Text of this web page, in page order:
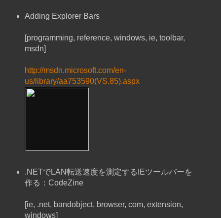
Adding Explorer Bars
[programming, reference, windows, ie, toolbar,
msdn]
http://msdn.microsoft.com/en-
us/library/aa753590(VS.85).aspx
.NETでLAN転送速度を測定するIEツールバーを
作る：CodeZine
[ie, .net, bandobject, browser, com, extension,
windows]